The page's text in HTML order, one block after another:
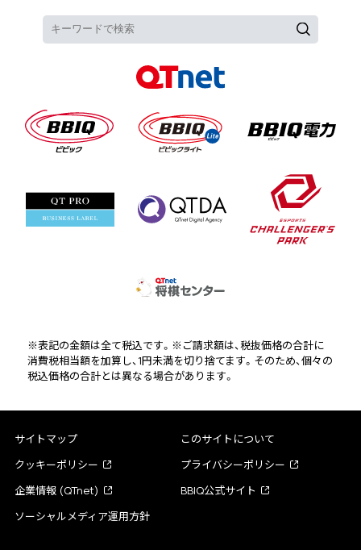
※表記の金額は全て税込です。※ご請求額は、税抜価格の合計に
消費税相当額を加算し、1円未満を切り捨てます。そのため、個々の
税込価格の合計とは異なる場合があります。
サイトマップ
このサイトについて
クッキーポリシー
プライバシーポリシー
企業情報 (QTnet)
BBIQ公式サイト
ソーシャルメディア運用方針